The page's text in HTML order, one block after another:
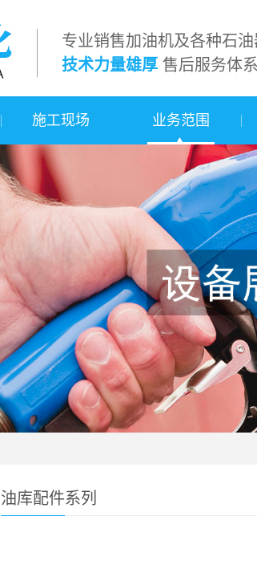
专业销售加油机及各种石
技术力量雄厚 售后服务体
施工现场 业务范围
油库配件系列